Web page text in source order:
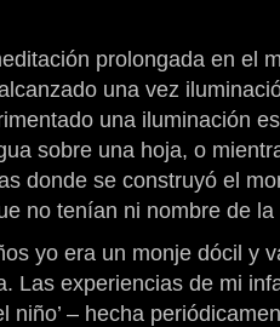
prolongada en el
una vez
una iluminación
sobre una hoja, o
donde se construyó el
no tenían ni nombre de
yo era un monje dócil y
Las experiencias de mi
niño’ – hecha